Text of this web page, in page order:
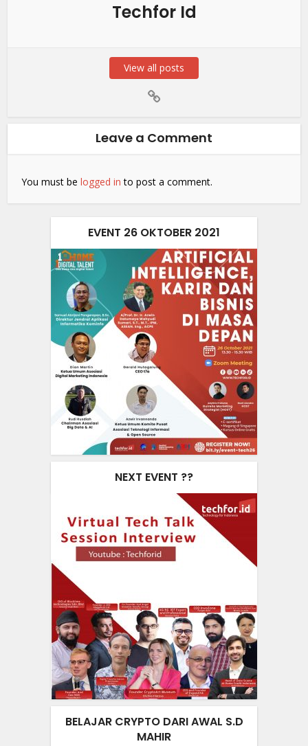
Techfor Id
View all posts
Leave a Comment
You must belogged in to post a comment.
EVENT 26 OKTOBER 2021
NEXT EVENT ??
BELAJAR CRYPTO DARI AWAL S.D
MAHIR